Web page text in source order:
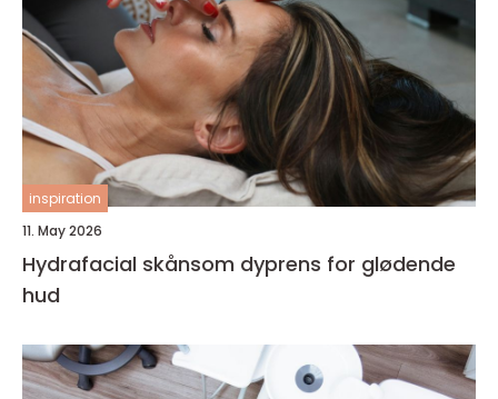
inspiration
11. May 2026
Hydrafacial skånsom dyprens for glødende
hud